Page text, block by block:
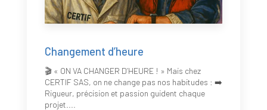
Changement d’heure
🎬 « ON VA CHANGER D’HEURE ! » Mais chez
CERTIF SAS, on ne change pas nos habitudes : ➡️
Rigueur, précision et passion guident chaque
projet....